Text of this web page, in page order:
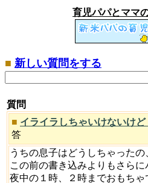
育児パパとママ
■ 新しい質問をする
質問
■ イライラしちゃいけないけど
答
うちの息子はどうしちゃったの
この前の書き込みよりもさらに
夜中の１時、２時までおもち